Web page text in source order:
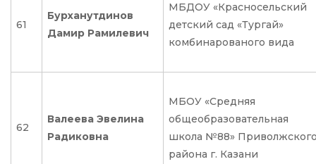
61
Бурханутдинов
Дамир Рамилевич
МБДОУ «Красносельский
детский сад «Тургай»
комбинарованого вида
62
Валеева Эвелина
Радиковна
МБОУ «Средняя
общеобразовательная
школа №88»
района г. Казани